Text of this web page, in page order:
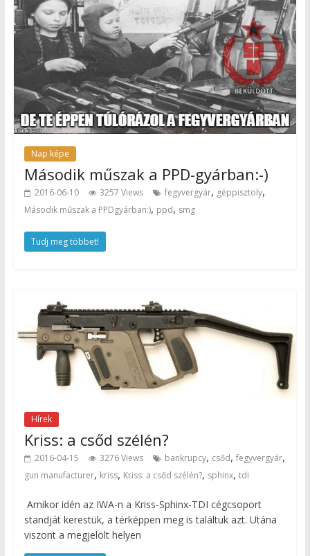
Nap képe
Második műszak a PPD-gyárban:-)
2016-06-10 3257 Views fegyvergyár, géppisztoly,
Második műszak a PPDgyárban:), ppd, smg
Tudj meg többet!
Hírek
Kriss: a csőd szélén?
2016-04-15 3276 Views bankrupcy, csőd, fegyvergyár,
gun manufacturer, kriss, Kriss: a csőd szélén?, sphinx, tdi
Amikor idén az IWA-n a Kriss-Sphinx-TDI cégcsoport
standját kerestük, a térképpen meg is találtuk azt. Utána
viszont a megjelölt helyen